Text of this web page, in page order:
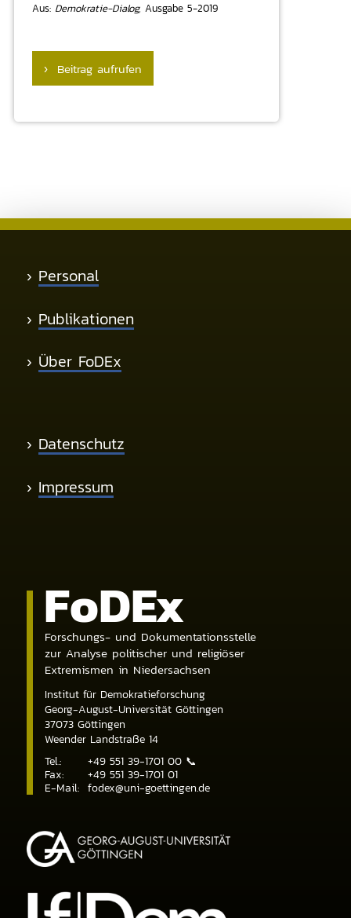
Aus: Demokratie-Dialog, Ausgabe 5-2019
› Beitrag aufrufen
› Personal
› Publikationen
› Über FoDEx
› Datenschutz
› Impressum
FoDEx
Forschungs- und Dokumentationsstelle
zur Analyse politischer und religiöser
Extremismen in Niedersachsen
Institut für Demokratieforschung
Georg-August-Universität Göttingen
37073 Göttingen
Weender Landstraße 14
Tel.:
+49 551 39-1701 00 📞
Fax:
+49 551 39-1701 01
E-Mail: fodex@uni-goettingen.de